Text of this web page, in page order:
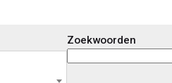
Zoekwoorden